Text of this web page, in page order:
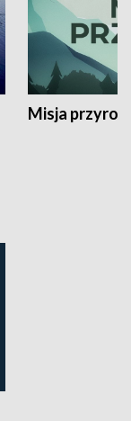
Misja